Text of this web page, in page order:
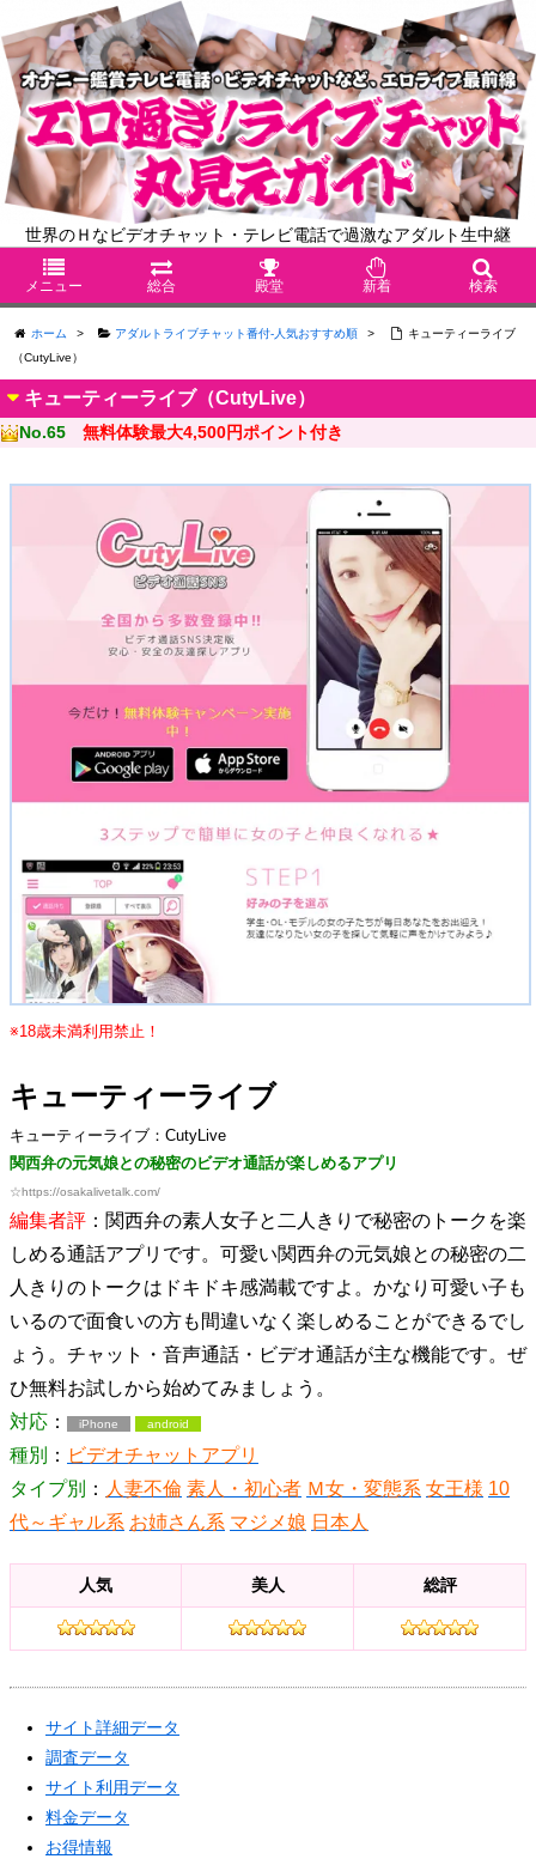
世界のＨなビデオチャット・テレビ電話で過激なアダルト生中継
メニュー 総合 殿堂 新着 検索
ホーム > アダルトライブチャット番付-人気おすすめ順 >
キューティーライブ
（CutyLive）
キューティーライブ（CutyLive）
No.65 無料体験最大4,500円ポイント付き
※18歳未満利用禁止！
キューティーライブ
キューティーライブ：CutyLive
関西弁の元気娘との秘密のビデオ通話が楽しめるアプリ
☆https://osakalivetalk.com/
編集者評 ：関西弁の素人女子と二人きりで秘密のトークを楽
しめる通話アプリです。可愛い関西弁の元気娘との秘密の二
人きりのトークはドキドキ感満載ですよ。かなり可愛い子も
いるので面食いの方も間違いなく楽しめることができるでし
ょう。チャット・音声通話・ビデオ通話が主な機能です。ぜ
ひ無料お試しから始めてみましょう。
対応 ： iPhone android
種別 ： ビデオチャットアプリ
タイプ別
： 人妻不倫 素人・初心者 Ｍ女・変態系 女王様 10
代～ギャル系 お姉さん系 マジメ娘 日本人
人気 美人 総評
サイト詳細データ
調査データ
サイト利用データ
料金データ
お得情報